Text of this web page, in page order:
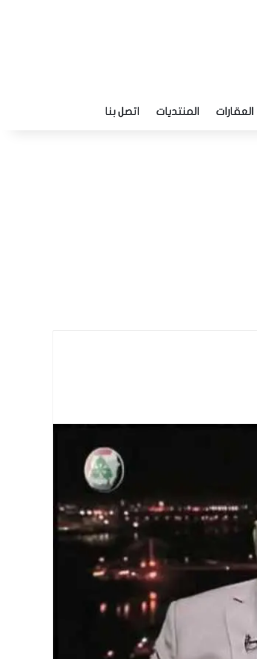
العقارات المنتديات اتصل بنا